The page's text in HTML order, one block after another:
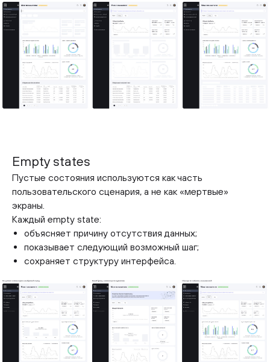
Empty states
Пустые состояния используются как часть
пользовательского сценария, а не как «мертвые»
экраны.
Каждый empty state:
объясняет причину отсутствия данных;
показывает следующий возможный шаг;
сохраняет структуру интерфейса.